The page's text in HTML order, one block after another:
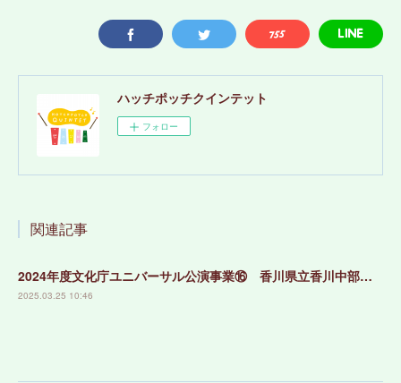
ハッチポッチクインテット
フォロー
関連記事
2024年度文化庁ユニバーサル公演事業⑯ 香川県立香川中部支援学校
2025.03.25 10:46